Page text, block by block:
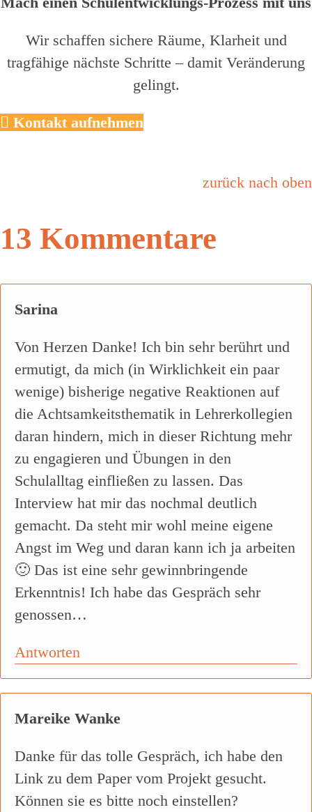
Wir schaffen sichere Räume, Klarheit und
tragfähige nächste Schritte – damit Veränderung
gelingt.
Kontakt aufnehmen
zurück nach oben
13 Kommentare
Sarina
Von Herzen Danke! Ich bin sehr berührt und
ermutigt, da mich (in Wirklichkeit ein paar
wenige) bisherige negative Reaktionen auf
die Achtsamkeitsthematik in Lehrerkollegien
daran hindern, mich in dieser Richtung mehr
zu engagieren und Übungen in den
Schulalltag einfließen zu lassen. Das
Interview hat mir das nochmal deutlich
gemacht. Da steht mir wohl meine eigene
Angst im Weg und daran kann ich ja arbeiten
🙂 Das ist eine sehr gewinnbringende
Erkenntnis! Ich habe das Gespräch sehr
genossen…
Antworten
Mareike Wanke
Danke für das tolle Gespräch, ich habe den
Link zu dem Paper vom Projekt gesucht.
Können sie es bitte noch einstellen?